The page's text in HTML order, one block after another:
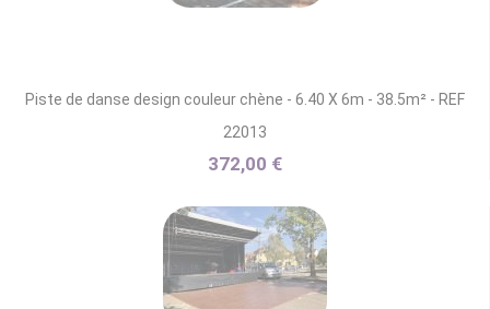
Piste de danse design couleur chène - 6.40 X 6m - 38.5m² - REF
22013
372,00 €